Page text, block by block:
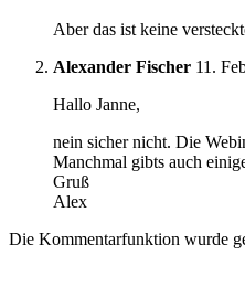
Aber das ist keine
Alexander Fischer 11.
Hallo Janne,
nein sicher nicht. Die
Manchmal gibts auch
Gruß
Alex
Die Kommentarfunktion wurde